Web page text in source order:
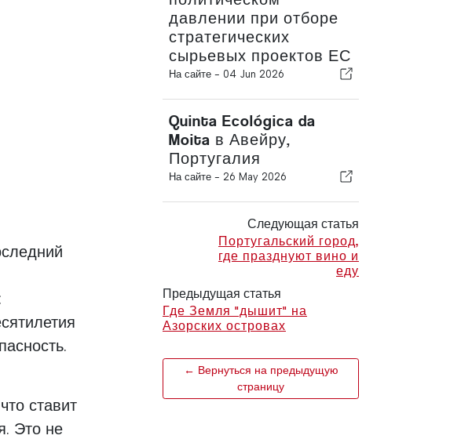
ставит
Это не
давлении при отборе
стратегических
сырьевых проектов ЕС
На сайте - 04 Jun 2026
Quinta Ecológica da
Moita в Авейру,
Португалия
На сайте - 26 May 2026
Следующая статья
Португальский город,
где празднуют вино и
еду
Предыдущая статья
Где Земля "дышит" на
Азорских островах
← Вернуться на предыдущую
страницу